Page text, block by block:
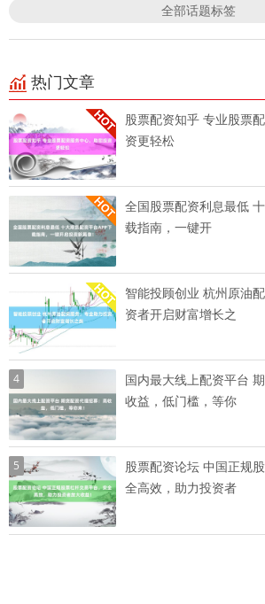
全部话题标签
热门文章
股票配资知乎 专业股票
资更轻松
全国股票配资利息最低
载指南，一键开
智能投顾创业 杭州原油
资者开启财富增长之
4
国内最大线上配资平台
收益，低门槛，等你
5
股票配资论坛 中国正规
全高效，助力投资者